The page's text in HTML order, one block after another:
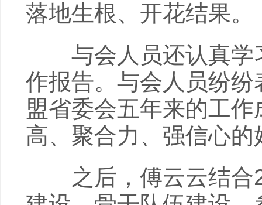
落地生根、开花结果。
与会人员还认真学
作报告。与会人员纷
盟省委会五年来的工
高、聚合力、强信心
之后，傅云云结合